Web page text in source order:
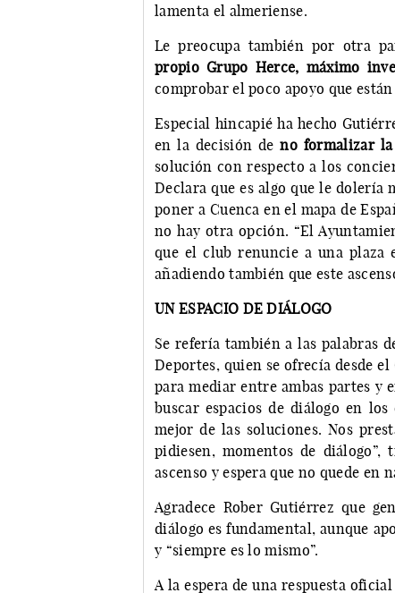
lamenta el almeriense.
Le preocupa también por otra
propio Grupo Herce, máximo
comprobar el poco apoyo que
Especial hincapié ha hecho
en la decisión deno formalizar la
solución con respecto a los
Declara que es algo que le dolería
poner a Cuenca en el mapa de
no hay otra opción. “El
que el club renuncie a una plaza
añadiendo también que este
UN ESPACIO DE DIÁLOGO
Se refería también a las palabras
Deportes, quien se ofrecía desde
para mediar entre ambas partes y
buscar espacios de diálogo en
mejor de las soluciones. Nos
pidiesen, momentos de
ascenso y espera que no quede en
Agradece Rober Gutiérrez que
diálogo es fundamental, aunque
y “siempre es lo mismo”.
A la espera de una respuesta